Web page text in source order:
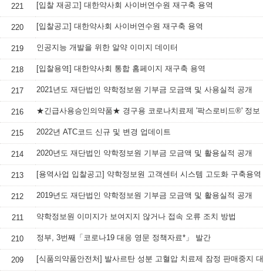
221 [입찰 재공고] 대한약사회 사이버연수원 재구축 용역
220 [입찰공고] 대한약사회 사이버연수원 재구축 용역
219 인공지능 개발을 위한 알약 이미지 데이터
218 [입찰용역] 대한약사회 통합 홈페이지 재구축 용역
217 2021년도 재단법인 약학정보원 기부금 모금액 및 사용실적 공개
216 ★긴급사용승인의약품★ 경구용 코로나치료제 '팍스로비드®' 정보
215 2022년 ATC코드 신규 및 변경 업데이트
214 2020년도 재단법인 약학정보원 기부금 모금액 및 활용실적 공개
213 [용역사업 입찰공고] 약학정보원 고객센터 시스템 고도화 구축용역
212 2019년도 재단법인 약학정보원 기부금 모금액 및 활용실적 공개
211 약학정보원 이미지가 보여지지 않거나 접속 오류 조치 방법
210 정부, 3번째「코로나19 대응 영문 정책자료*」 발간
209